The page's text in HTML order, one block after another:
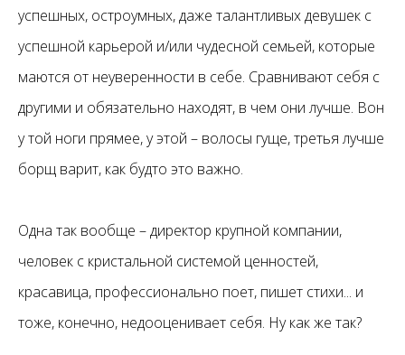
успешных, остроумных, даже талантливых девушек с
успешной карьерой и/или чудесной семьей, которые
маются от неуверенности в себе. Сравнивают себя с
другими и обязательно находят, в чем они лучше. Вон
у той ноги прямее, у этой – волосы гуще, третья лучше
борщ варит, как будто это важно.
Одна так вообще – директор крупной компании,
человек с кристальной системой ценностей,
красавица, профессионально поет, пишет стихи... и
тоже, конечно, недооценивает себя. Ну как же так?